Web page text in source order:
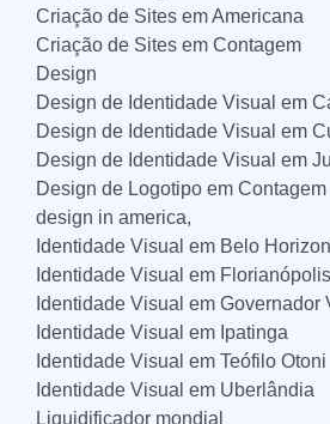
Criação de Sites em Americana
Criação de Sites em Contagem
Design
Design de Identidade Visual em
Design de Identidade Visual em
Design de Identidade Visual em
Design de Logotipo em Contagem
design in america,
Identidade Visual em Belo
Identidade Visual em Florianópolis
Identidade Visual em Governador
Identidade Visual em Ipatinga
Identidade Visual em Teófilo Otoni
Identidade Visual em Uberlândia
Liquidificador mondial